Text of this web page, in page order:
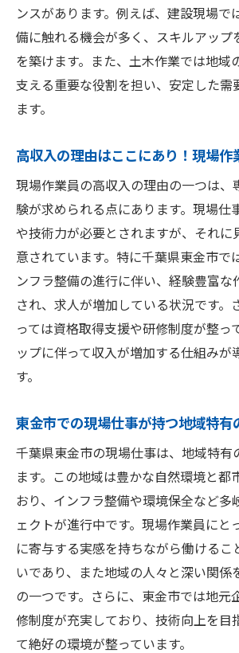
ット
高収入を実現するための専
作業効率を上げるための時
プロフェッショナルな作業
方
東金市で現場作業員の求人情報
ける方法
求人情報を収集するための主
ネットを活用した最新求人
地域の求人情報誌や掲示板
効率的な企業訪問のコツと
求人情報の信頼性を見定める
ント
作業員募集に応募する際の注意
応募前に確認すべき応募条
効果的な履歴書・職務経歴
面接での自己アピールを成
ト
採用担当者に好印象を与え
過去の業務経験をアピールす
ンスがあります。例えば、建設現場で
備に触れる機会が多く、スキルアップ
を築けます。また、土木作業では地域
支える重要な役割を担い、安定した需
ます。
高収入の理由はここにあり！現場作
現場作業員の高収入の理由の一つは、
験が求められる点にあります。現場仕
や技術力が必要とされますが、それに
意されています。特に千葉県東金市で
ンフラ整備の進行に伴い、経験豊富な
され、求人が増加している状況です。
っては資格取得支援や研修制度が整っ
ップに伴って収入が増加する仕組みが
す。
東金市での現場仕事が持つ地域特有
千葉県東金市の現場仕事は、地域特有
ます。この地域は豊かな自然環境と都
おり、インフラ整備や環境保全など多
ェクトが進行中です。現場作業員にと
に寄与する実感を持ちながら働けるこ
いであり、また地域の人々と深い関係
の一つです。さらに、東金市では地元
修制度が充実しており、技術向上を目
て絶好の環境が整っています。